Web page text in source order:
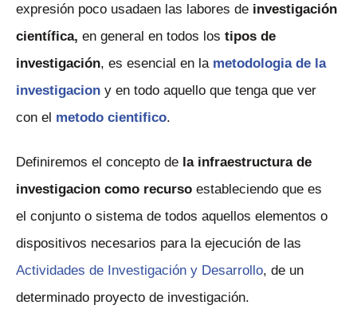
expresión poco usadaen las labores de investigación
científica, en general en todos los tipos de
investigación, es esencial en la metodologia de la
investigacion y en todo aquello que tenga que ver
con el metodo cientifico.
Definiremos el concepto de la infraestructura de
investigacion como recurso estableciendo que es
el conjunto o sistema de todos aquellos elementos o
dispositivos necesarios para la ejecución de las
Actividades de Investigación y Desarrollo, de un
determinado proyecto de investigación.